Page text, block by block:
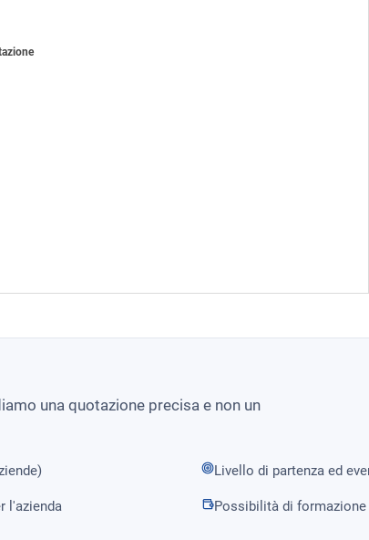
una quotazione precisa e non un
Livello di partenza ed
l'azienda Possibilità di